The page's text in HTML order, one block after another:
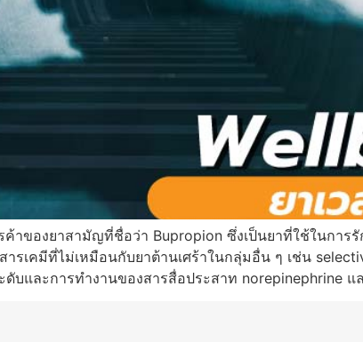
ค้าของยาสามัญที่ชื่อว่า Bupropion ซึ่งเป็นยาที่ใช้ในการ
ารเคมีที่ไม่เหมือนกับยาต้านเศร้าในกลุ่มอื่น ๆ เช่น
ดับและการทำงานของสารสื่อประสาท norepinephrine แ